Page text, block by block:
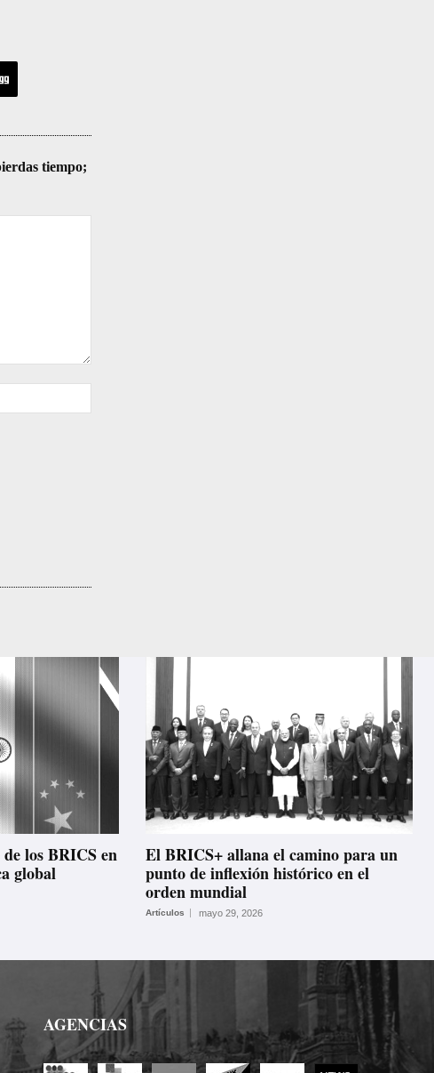
tiempo;
web:
los BRICS en
global
El BRICS+ allana el camino para un
punto de inflexión histórico en el
orden mundial
Artículos mayo 29, 2026
AGENCIAS